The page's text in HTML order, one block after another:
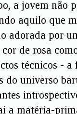
a jovem não
aquilo que
adorada por
de rosa
técnicos -
do universo
a matéria-